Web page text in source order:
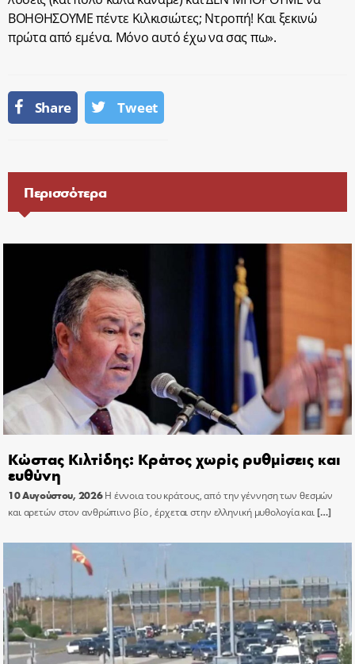
ΒΟΗΘΗΣΟΥΜΕ πέντε Κιλκισιώτες; Ντροπή! Και ξεκινώ
πρώτα από εμένα. Μόνο αυτό έχω να σας πω».
Share Tweet
Περισσότερα
Κώστας Κιλτίδης: Κράτος χωρίς ρυθμίσεις και
ευθύνη
10 Αυγούστου, 2026 Η έννοια του κράτους, από την γέννηση των θεσμών
και αρετών στον ανθρώπινο βίο , έρχεται στην ελληνική μυθολογία και[…]